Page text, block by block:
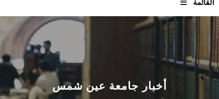
القائمة
الرئيسيـة
عن الجامعة
القطاعـات أخبار جامعة عين شمس